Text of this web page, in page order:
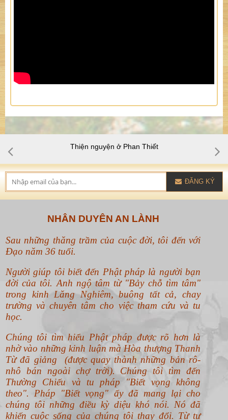
Thiện nguyện ở Phan Thiết
ĐĂNG KÝ
NHÂN DUYÊN AN LÀNH
Sau những thăng trầm của cuộc đời, tôi đến với
Đạo năm 36 tuổi.
Người giúp tôi biết đến Phật pháp là người bạn
đời của tôi. Anh ngộ tâm từ "Bảy chỗ tìm tâm"
trong kinh Lăng Nghiêm, buông tất cả, chay
trường và chuyên tâm cho việc tham cứu và tu
học.
Chúng tôi tìm hiểu Phật pháp được rõ hơn là
nhờ vào những kinh luận mà Hòa thượng Thanh
Từ đã giảng (được quay thành những bản rô-
nhô bán ngoài chợ trời). Chúng tôi tìm đến
Thường Chiếu và tu pháp "Biết vọng không
theo". Pháp "Biết vọng" ấy đã mang lại cho
chúng tôi những điều kỳ diệu khó nói. Nó đã
khiến cuộc sống của chúng tôi thay đổi. Từ tư